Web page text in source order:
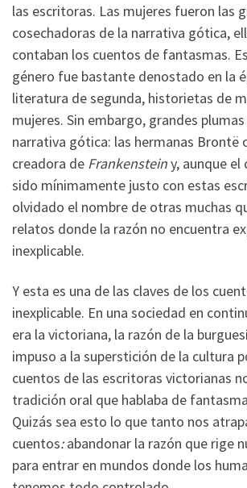
las escritoras. Las mujeres fueron las
cosechadoras de la narrativa gótica,
contaban los cuentos de fantasmas.
género fue bastante denostado en la
literatura de segunda, historietas de
mujeres. Sin embargo, grandes
narrativa gótica: las hermanas Brontë
creadora de Frankensteiny, aunque
sido mínimamente justo con estas
olvidado el nombre de otras muchas
relatos donde la razón no encuentra
inexplicable.
Y esta es una de las claves de los
inexplicable. En una sociedad en
era la victoriana, la razón de la
impuso a la superstición de la cultura
cuentos de las escritoras victorianas
tradición oral que hablaba de
Quizás sea esto lo que tanto nos
cuentos:abandonar la razón que rige
para entrar en mundos donde los